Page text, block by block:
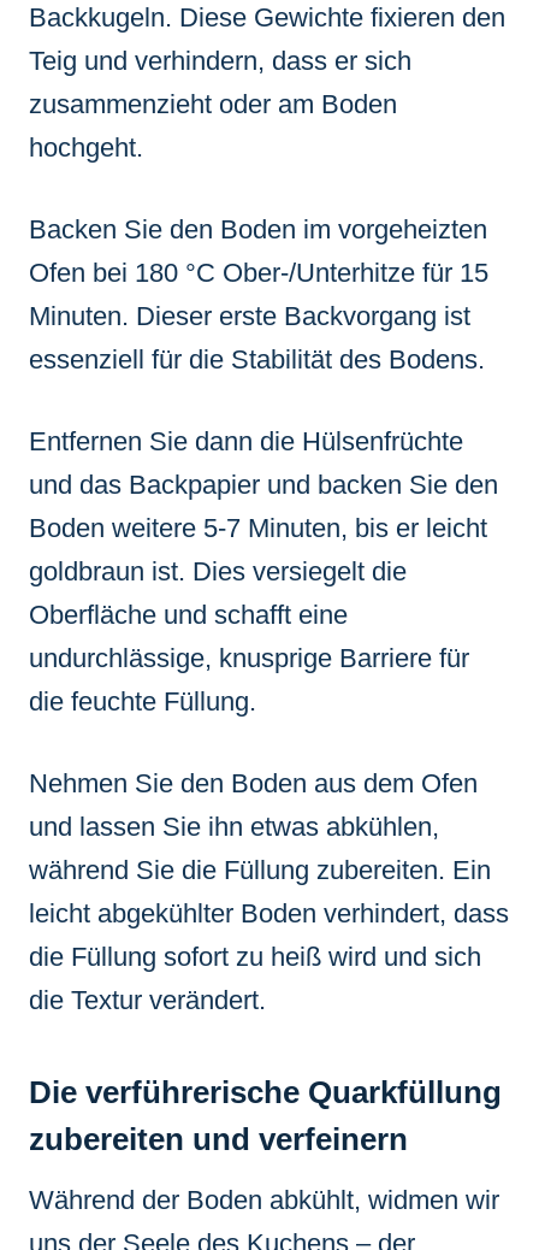
Backkugeln. Diese Gewichte fixieren den
Teig und verhindern, dass er sich
zusammenzieht oder am Boden
hochgeht.
Backen Sie den Boden im vorgeheizten
Ofen bei 180 °C Ober-/Unterhitze für 15
Minuten. Dieser erste Backvorgang ist
essenziell für die Stabilität des Bodens.
Entfernen Sie dann die Hülsenfrüchte
und das Backpapier und backen Sie den
Boden weitere 5-7 Minuten, bis er leicht
goldbraun ist. Dies versiegelt die
Oberfläche und schafft eine
undurchlässige, knusprige Barriere für
die feuchte Füllung.
Nehmen Sie den Boden aus dem Ofen
und lassen Sie ihn etwas abkühlen,
während Sie die Füllung zubereiten. Ein
leicht abgekühlter Boden verhindert, dass
die Füllung sofort zu heiß wird und sich
die Textur verändert.
Die verführerische Quarkfüllung
zubereiten und verfeinern
Während der Boden abkühlt, widmen wir
uns der Seele des Kuchens – der